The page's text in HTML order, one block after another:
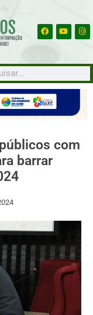
com
barrar